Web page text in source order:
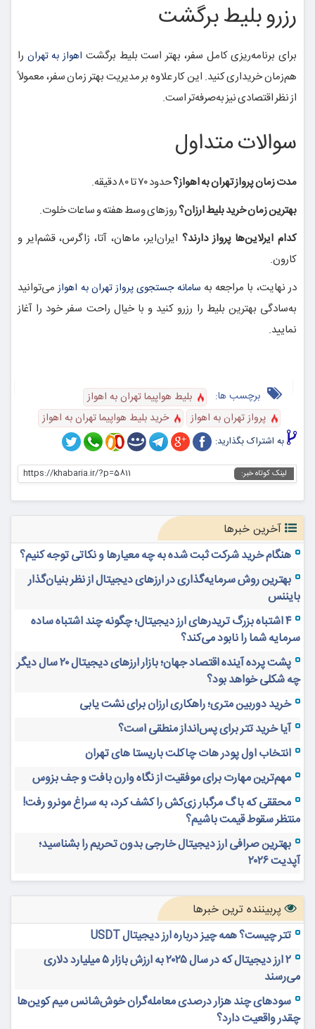
رزرو بلیط برگشت
برای برنامه‌ریزی کامل سفر، بهتر است بلیط برگشت اهواز به تهران را
هم‌زمان خریداری کنید. این کار علاوه بر مدیریت بهتر زمان سفر، معمولاً
از نظر اقتصادی نیز به‌صرفه‌تر است.
سوالات متداول
مدت زمان پرواز تهران به اهواز؟حدود ۷۰ تا ۸۰ دقیقه.
بهترین زمان خرید بلیط ارزان؟روزهای وسط هفته و ساعات خلوت.
کدام ایرلاین‌ها پرواز دارند؟ ایران‌ایر، ماهان، آتا، زاگرس، قشم‌ایر و
کارون.
در نهایت، با مراجعه به سامانه جستجوی پرواز تهران به اهوازمی‌توانید
به‌سادگی بهترین بلیط را رزرو کنید و با خیال راحت سفر خود را آغاز
نمایید.
برچسب ها:
بلیط هواپیما تهران به اهواز
پرواز تهران به اهواز
خرید بلیط هواپیما تهران به اهواز
به اشتراک بگذارید:
لینک کوتاه خبر: https://khabaria.ir/?p=5811
آخرین خبرها
هنگام خرید شرکت ثبت شده به چه معیارها و نکاتی توجه کنیم؟
بهترین روش سرمایه‌گذاری در ارزهای دیجیتال از نظر بنیان‌گذار
بایننس
۴ اشتباه بزرگ تریدرهای ارز دیجیتال؛ چگونه چند اشتباه ساده
سرمایه شما را نابود می‌کند؟
پشت پرده آینده اقتصاد جهان؛ بازار ارزهای دیجیتال ۲۰ سال دیگر
چه شکلی خواهد بود؟
خرید دوربین متری؛ راهکاری ارزان برای نشت یابی
آیا خرید تتر برای پس‌انداز منطقی است؟
انتخاب اول پودر هات چاکلت باریستا های تهران
مهم‌ترین مهارت برای موفقیت از نگاه وارن بافت و جف بزوس
محققی که باگ مرگبار زی‌کش را کشف کرد، به سراغ مونرو رفت!
منتظر سقوط قیمت باشیم؟
بهترین صرافی ارز دیجیتال خارجی بدون تحریم را بشناسید؛
آپدیت ۲۰۲۶
پربیننده ترین خبرها
تتر چیست؟ همه چیز درباره ارز دیجیتال USDT
۲ ارز دیجیتال که در سال ۲۰۲۵ به ارزش بازار ۵ میلیارد دلاری
می‌رسند
سودهای چند هزار درصدی معامله‌گران خوش‌شانس میم کوین‌ها
چقدر واقعیت دارد؟